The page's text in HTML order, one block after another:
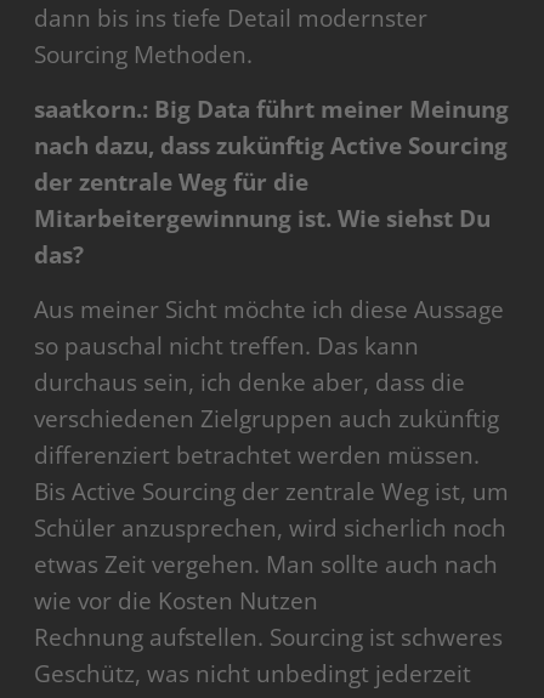
dann bis ins tiefe Detail modernster
Sourcing Methoden.
saatkorn.: Big Data führt meiner Meinung
nach dazu, dass zukünftig Active Sourcing
der zentrale Weg für die
Mitarbeitergewinnung ist. Wie siehst Du
das?
Aus meiner Sicht möchte ich diese Aussage
so pauschal nicht treffen. Das kann
durchaus sein, ich denke aber, dass die
verschiedenen Zielgruppen auch zukünftig
differenziert betrachtet werden müssen.
Bis Active Sourcing der zentrale Weg ist, um
Schüler anzusprechen, wird sicherlich noch
etwas Zeit vergehen. Man sollte auch nach
wie vor die Kosten Nutzen
Rechnung aufstellen. Sourcing ist schweres
Geschütz, was nicht unbedingt jederzeit